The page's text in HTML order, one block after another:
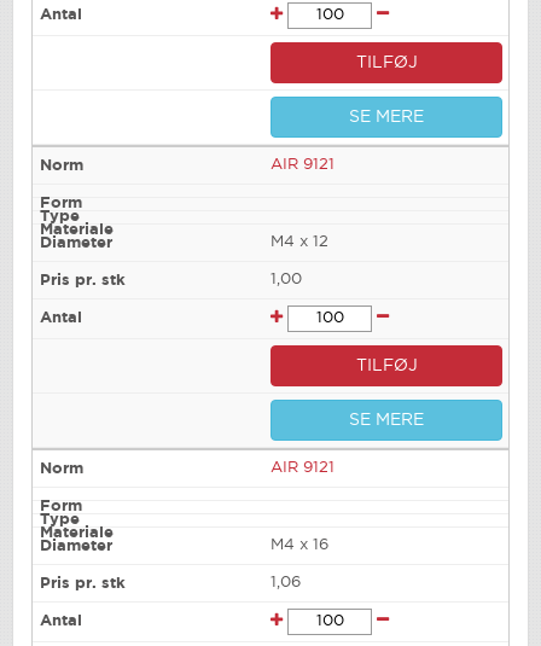
TILFØJ
SE MERE
AIR 9121
M4 x 12
1,00
TILFØJ
SE MERE
AIR 9121
M4 x 16
1,06